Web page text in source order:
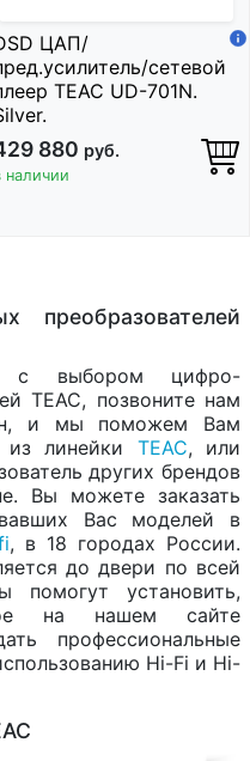
ЦАП/
сетевой
TEAC UD-701N.
880 руб.
наличии
преобразователей
с выбором цифро-
TEAC, позвоните нам
и мы поможем Вам
линейки TEAC, или
других брендов
Вы можете заказать
Вас моделей в
, в 18 городах России.
до двери по всей
помогут установить,
на нашем сайте
профессиональные
Hi-Fi и Hi-